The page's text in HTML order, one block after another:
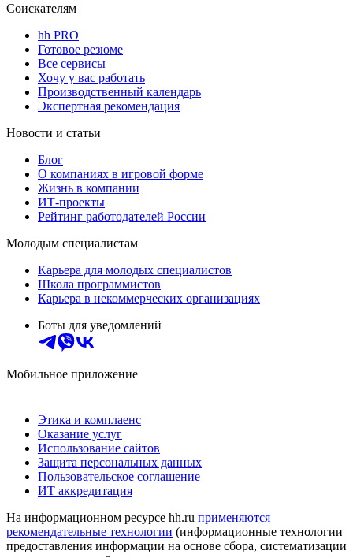
Соискателям
hh PRO
Готовое резюме
Все сервисы
Хочу у вас работать
Производственный календарь
Экспертная рекомендация
Новости и статьи
Блог
О компаниях в игровой форме
Жизнь в компании
ИТ-проекты
Рейтинг работодателей России
Молодым специалистам
Карьера для молодых специалистов
Школа программистов
Карьера в некоммерческих организациях
Боты для уведомлений
Мобильное приложение
Этика и комплаенс
Оказание услуг
Использование сайтов
Защита персональных данных
Пользовательское соглашение
ИТ аккредитация
На информационном ресурсе hh.ru применяются
рекомендательные технологии (информационные технологии
предоставления информации на основе сбора, систематизации